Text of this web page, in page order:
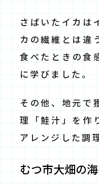
さばいたイカは
カの繊維とは違
食べたときの食
に学びました。
その他、地元で
理「鮭汁」を作
アレンジした調
むつ市大畑の